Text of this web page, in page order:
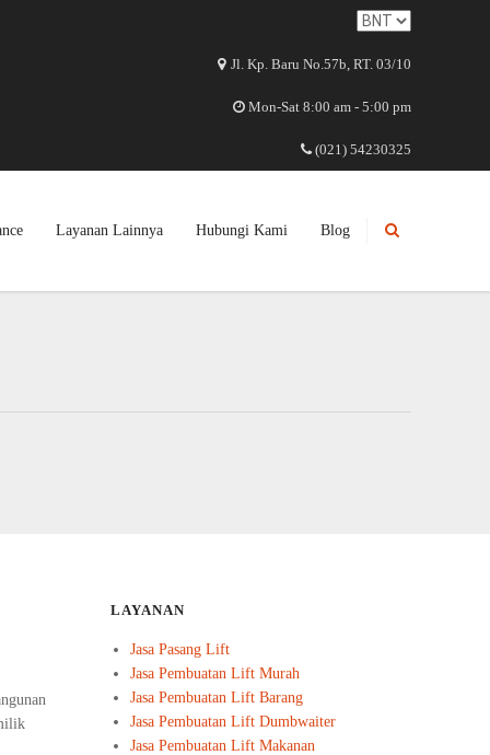
Jl. Kp. Baru No.57b, RT. 03/10
Mon-Sat 8:00 am - 5:00 pm
(021) 54230325
Layanan Lainnya Hubungi Kami Blog
LAYANAN
Jasa Pasang Lift
Jasa Pembuatan Lift Murah
Jasa Pembuatan Lift Barang
Jasa Pembuatan Lift Dumbwaiter
Jasa Pembuatan Lift Makanan